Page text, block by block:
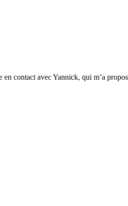
contact avec Yannick, qui m’a